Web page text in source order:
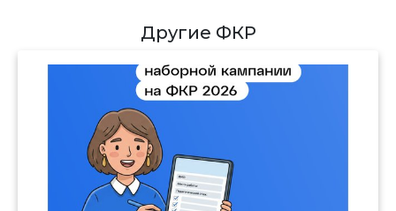
Другие ФКР